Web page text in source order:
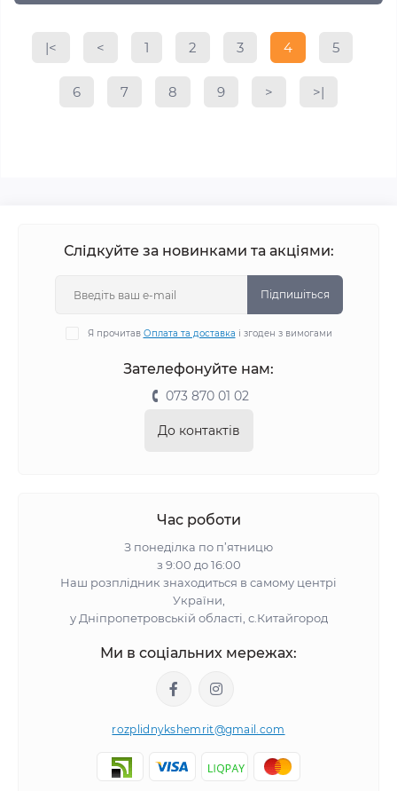
|< < 1 2 3 4 5
6 7 8 9 > >|
Слідкуйте за новинками та акціями:
Підпишіться
Я прочитав Оплата та доставка і згоден з вимогами
Зателефонуйте нам:
073 870 01 02
До контактів
Час роботи
З понеділка по п’ятницю
з 9:00 до 16:00
Наш розплідник знаходиться в самому центрі
України,
у Дніпропетровській області, с.Китайгород
Ми в соціальних мережах:
rozplidnykshemrit@gmail.com